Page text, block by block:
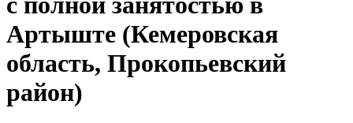
Артыште (Кемеровская
область, Прокопьевский
район)